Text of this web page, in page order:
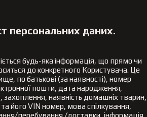
персональних даних.
будь-яка інформація, що прямо чи
до конкретного Користувача. Це
по батькові (за наявності), номер
пошти, дата народження,
захоплення, наявність домашніх тварин,
його VIN номер, мова спілкування,